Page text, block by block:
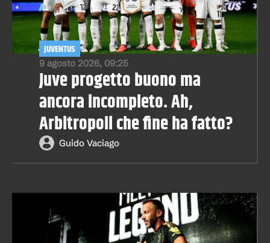
9 agosto 2026, 09:25
JUVENTUS
Juve progetto buono ma
ancora incompleto. Ah,
Arbitropoli che fine ha fatto?
Guido Vaciago